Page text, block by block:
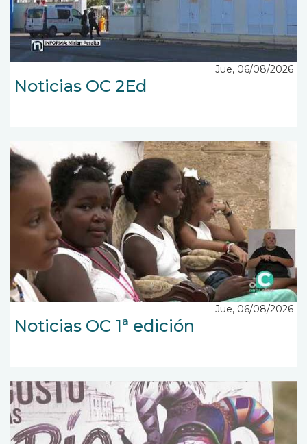
Jue, 06/08/2026
Noticias OC 2Ed
Jue, 06/08/2026
Noticias OC 1ª edición